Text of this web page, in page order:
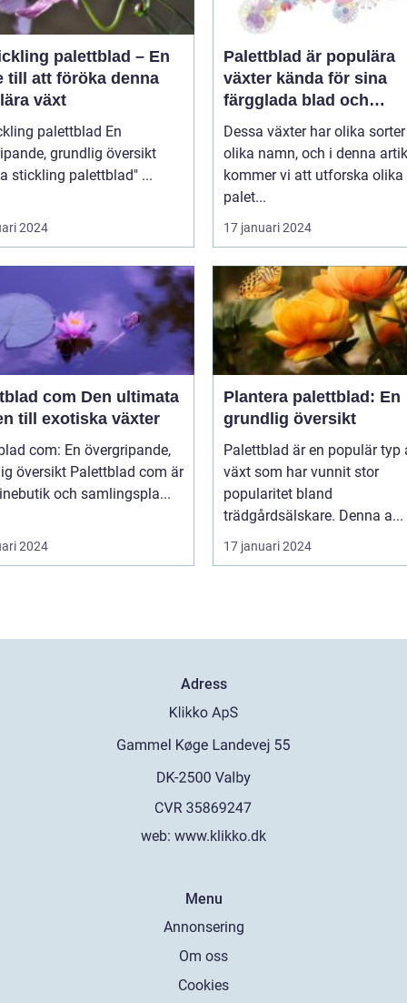
palettblad – En
till att föröka denna
växt
palettblad En
grundlig översikt
över "ta stickling palettblad" ...
2024
Palettblad är populära
växter kända för sina
färgglada blad och
dekorativa utseende
Dessa växter har olika
olika namn, och i denna
kommer vi att utforska olika
palet...
17 januari 2024
Den ultimata
till exotiska växter
com: En övergripande,
Palettblad com är
och samlingspla...
2024
Plantera palettblad: En
grundlig översikt
Palettblad är en populär typ
växt som har vunnit stor
popularitet bland
trädgårdsälskare. Denna a...
17 januari 2024
Adress
web: www.klikko.dk
Menu
Annonsering
Om oss
Cookies